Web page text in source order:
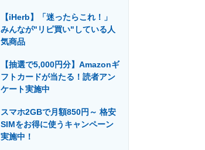
建設×テクノロジーの最前線
【iHerb】「迷ったらこれ！」
みんなが"リピ買い"している人
気商品
【抽選で5,000円分】Amazonギ
フトカードが当たる！読者アン
ケート実施中
スマホ2GBで月額850円～ 格安
SIMをお得に使うキャンペーン
実施中！